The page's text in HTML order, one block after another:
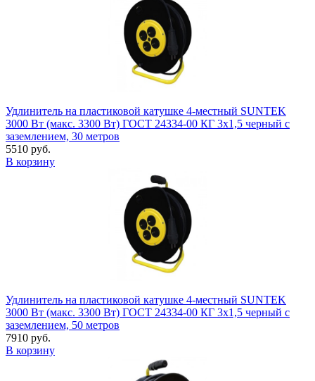
Удлинитель на пластиковой катушке 4-местный SUNTEK
3000 Вт (макс. 3300 Вт) ГОСТ 24334-00 КГ 3х1,5 черный с
заземлением, 30 метров
5510 руб.
В корзину
Удлинитель на пластиковой катушке 4-местный SUNTEK
3000 Вт (макс. 3300 Вт) ГОСТ 24334-00 КГ 3х1,5 черный с
заземлением, 50 метров
7910 руб.
В корзину